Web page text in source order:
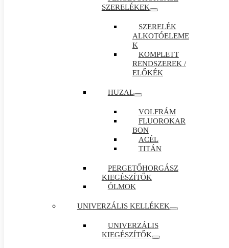
SZERELÉKEK
SZERELÉK
ALKOTÓELEME
K
KOMPLETT
RENDSZEREK /
ELŐKÉK
HUZAL
VOLFRÁM
FLUOROKAR
BON
ACÉL
TITÁN
PERGETŐHORGÁSZ
KIEGÉSZÍTŐK
ÓLMOK
UNIVERZÁLIS KELLÉKEK
UNIVERZÁLIS
KIEGÉSZÍTŐK